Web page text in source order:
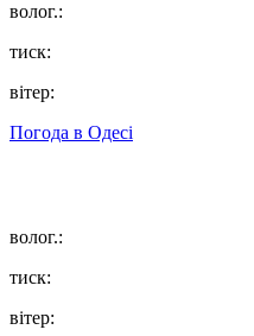
волог.:
тиск:
вітер:
Погода в Одесі
волог.:
тиск:
вітер: